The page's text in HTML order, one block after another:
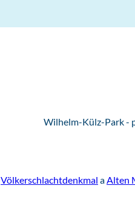
Wilhelm-Külz-Park -
Völkerschlachtdenkmal aAlten